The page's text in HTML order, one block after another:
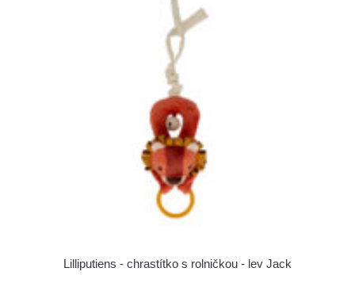
Lilliputiens - chrastítko s rolničkou - lev Jack